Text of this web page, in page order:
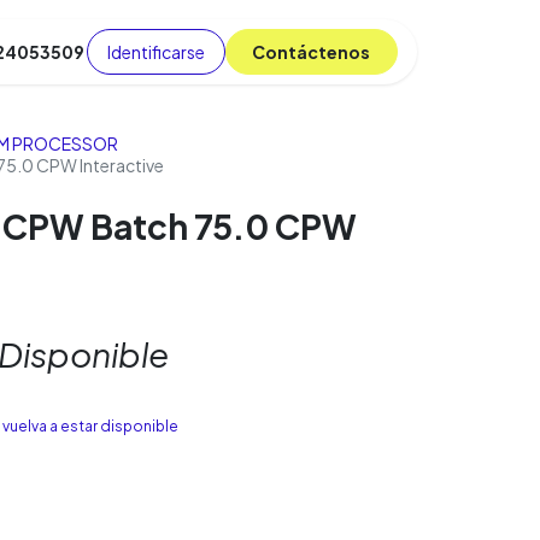
Cursos Blog
Identificarse C​​​​ont​​​​áct​​​​​​en​​​​​​os
PROCESSOR
CPW Interactive
Batch 75.0 CPW
a estar disponible